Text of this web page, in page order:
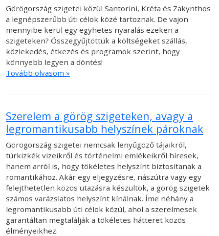
Görögország szigetei közül Santorini, Kréta és Zakynthos
a legnépszerűbb úti célok közé tartoznak. De vajon
mennyibe kerül egy egyhetes nyaralás ezeken a
szigeteken? Összegyűjtöttük a költségeket szállás,
közlekedés, étkezés és programok szerint, hogy
könnyebb legyen a döntés!
Tovább olvasom »
Szerelem a görög szigeteken, avagy a
legromantikusabb helyszínek pároknak
Görögország szigetei nemcsak lenyűgöző tájaikról,
türkizkék vizeikről és történelmi emlékeikről híresek,
hanem arról is, hogy tökéletes helyszínt biztosítanak a
romantikához. Akár egy eljegyzésre, nászútra vagy egy
felejthetetlen közös utazásra készültök, a görög szigetek
számos varázslatos helyszínt kínálnak. Íme néhány a
legromantikusabb úti célok közül, ahol a szerelmesek
garantáltan megtalálják a tökéletes hátteret közös
élményeikhez.